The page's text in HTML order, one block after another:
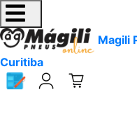
Magili
Curitiba